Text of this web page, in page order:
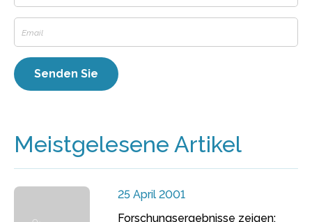
Meistgelesene Artikel
25 April 2001
Forschungsergebnisse zeigen: